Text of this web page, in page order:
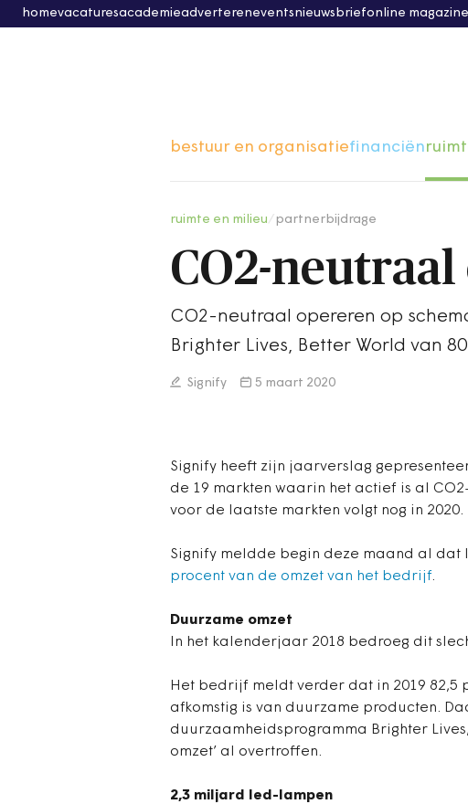
homevacaturesacademieadvertereneventsnieuwsbriefonline magazine
bestuur en organisatiefinanciën
ruimte en milieu partnerbijdrage
CO2-
CO2-neutraal opereren op
Brighter Lives, Better World van
Signify 5 maart 2020
Signify heeft zijn jaarverslag
de 19 markten waarin het actief is al
voor de laatste markten volgt nog in 2020.
Signify meldde begin deze maand al dat
procent van de omzet van het bedrijf.
Duurzame omzet
In het kalenderjaar 2018 bedroeg dit
Het bedrijf meldt verder dat in 2019 82,5
afkomstig is van duurzame producten.
duurzaamheidsprogramma Brighter
omzet’ al overtroffen.
2,3 miljard led-lampen